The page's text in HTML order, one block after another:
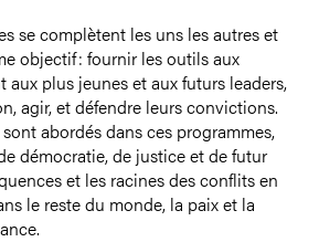
se complètent les uns les autres et
objectif : fournir les outils aux
aux plus jeunes et aux futurs leaders,
agir, et défendre leurs convictions.
abordés dans ces programmes,
démocratie, de justice et de futur
et les racines des conflits en
le reste du monde, la paix et la